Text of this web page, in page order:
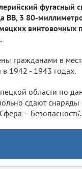
фугасный
ВВ, 3 80-
винтовочных
гражданами в
1942 - 1943 годах.
области по
сдают снаряды
– Безопасность".